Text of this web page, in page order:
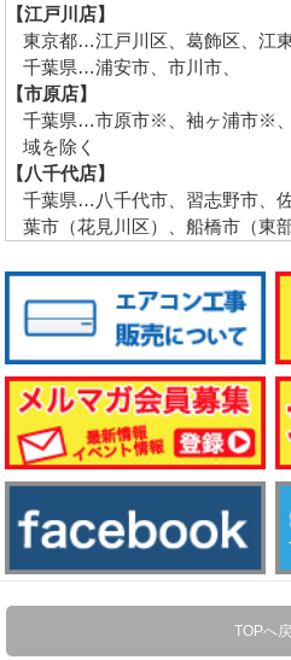
【江戸川店】
東京都…江戸川区、葛飾区、江
千葉県…浦安市、市川市、
【市原店】
千葉県…市原市※、袖ヶ浦市※
域を除く
【八千代店】
千葉県…八千代市、習志野市、
葉市（花見川区）、船橋市（東
TOPへ